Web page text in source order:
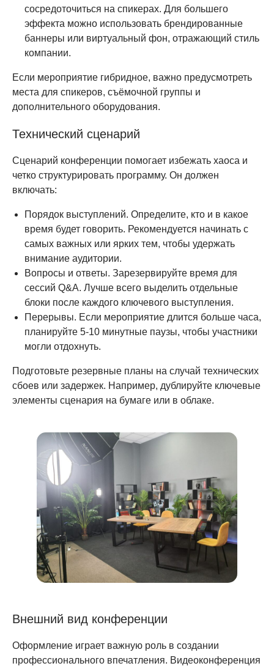
сосредоточиться на спикерах. Для большего
эффекта можно использовать брендированные
баннеры или виртуальный фон, отражающий стиль
компании.
Если мероприятие гибридное, важно предусмотреть
места для спикеров, съёмочной группы и
дополнительного оборудования.
Технический сценарий
Сценарий конференции помогает избежать хаоса и
четко структурировать программу. Он должен
включать:
Порядок выступлений. Определите, кто и в какое
время будет говорить. Рекомендуется начинать с
самых важных или ярких тем, чтобы удержать
внимание аудитории.
Вопросы и ответы. Зарезервируйте время для
сессий Q&A. Лучше всего выделить отдельные
блоки после каждого ключевого выступления.
Перерывы. Если мероприятие длится больше часа,
планируйте 5-10 минутные паузы, чтобы участники
могли отдохнуть.
Подготовьте резервные планы на случай технических
сбоев или задержек. Например, дублируйте ключевые
элементы сценария на бумаге или в облаке.
Внешний вид конференции
Оформление играет важную роль в создании
профессионального впечатления. Видеоконференция